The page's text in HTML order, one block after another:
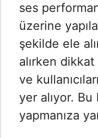
ses
üzerine
şekilde ele
alırken
ve
yer alıyor.
yapmanıza